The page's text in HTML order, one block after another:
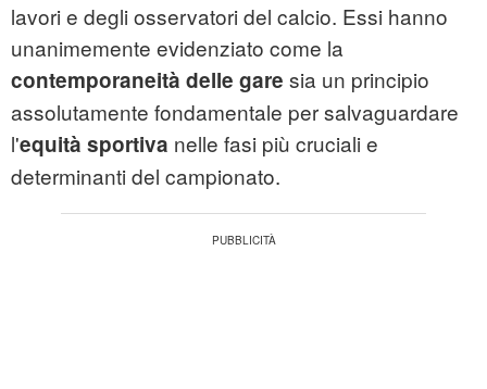
lavori e degli osservatori del calcio. Essi hanno
unanimemente evidenziato come la
contemporaneità delle gare sia un principio
assolutamente fondamentale per salvaguardare
l'equità sportiva nelle fasi più cruciali e
determinanti del campionato.